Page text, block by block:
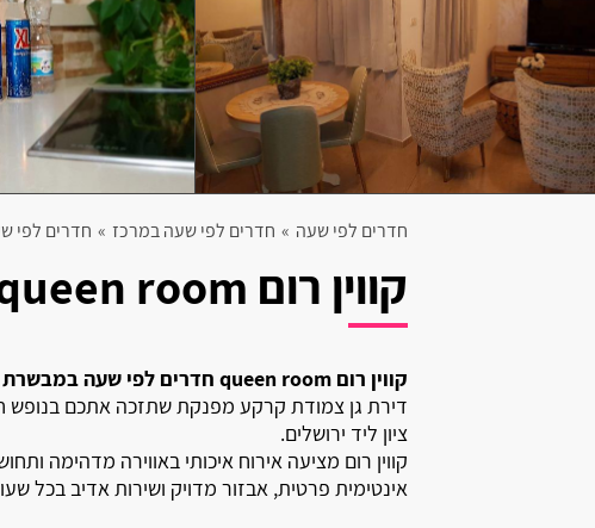
קרית אתא
קרית מוצקין
בית עריף
חולון
יבנאל
אליפלט
קרית ביאליק
רגבה
בית דגן
חדרים לפי שעה » חדרים לפי שעה במרכז » חדרים לפי
קווין רום queen room
קווין רום queen room חדרים לפי שעה במבשרת ציון באזור ירושלים
דירת גן צמודת קרקע מפנקת שתזכה אתכם בנופש
ציון ליד ירושלים.
קווין רום מציעה אירוח איכותי באווירה מדהימה
אינטימית פרטית, אבזור מדויק ושירות אדיב בכל